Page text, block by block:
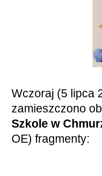
Wczoraj (5 lipca
zamieszczono
Szkole w
OE) fragmenty: